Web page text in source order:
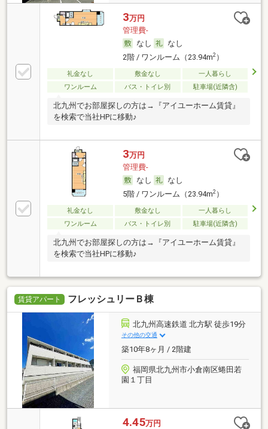
3万円
管理費-
なし
なし
2階 / ワンルーム（23.94m2）
礼金なし 敷金なし
一人暮らし
ワンルーム
バス・トイレ別 駐車場(近隣含)
北九州でお部屋探しの方は→『アイユーホーム賃貸』
を検索で当社HPに移動♪
3万円
管理費-
なし
なし
5階 / ワンルーム（23.94m2）
礼金なし 敷金なし
一人暮らし
ワンルーム
バス・トイレ別 駐車場(近隣含)
北九州でお部屋探しの方は→『アイユーホーム賃貸』
を検索で当社HPに移動♪
賃貸アパート フレッシュリーＢ棟
北九州高速鉄道 北方駅 徒歩19分
その他の交通
築10年8ヶ月 / 2階建
福岡県北九州市小倉南区蜷田若
園１丁目
4.45万円